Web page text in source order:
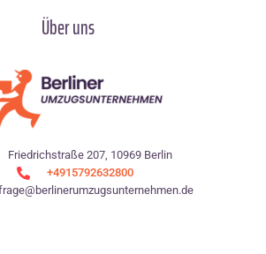
Über uns
Friedrichstraße 207, 10969 Berlin
+4915792632800